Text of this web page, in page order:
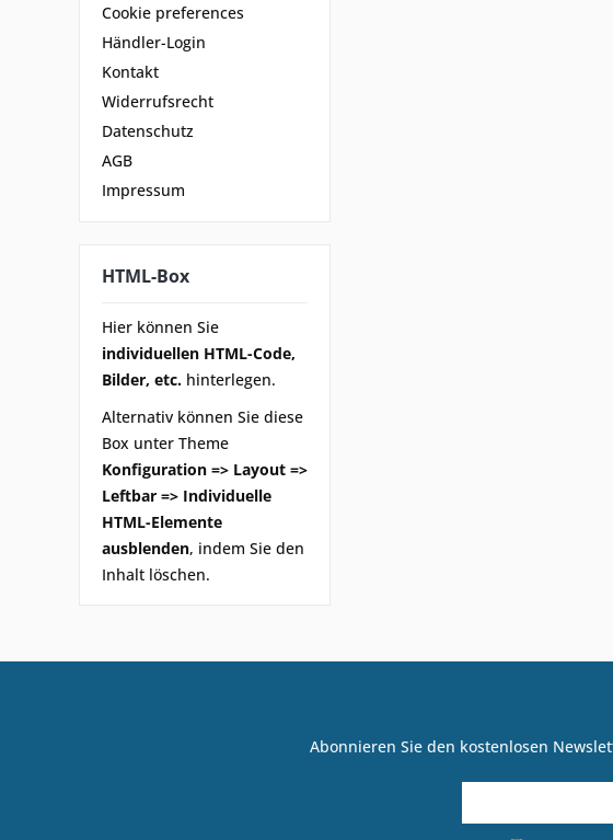
Cookie preferences
Händler-Login
Kontakt
Widerrufsrecht
Datenschutz
AGB
Impressum
HTML-Box
Hier können Sie
individuellen HTML-Code,
Bilder, etc. hinterlegen.
Alternativ können Sie diese
Box unter Theme
Konfiguration => Layout =>
Leftbar => Individuelle
HTML-Elemente
ausblenden, indem Sie den
Inhalt löschen.
Abonnieren Sie den kostenlosen